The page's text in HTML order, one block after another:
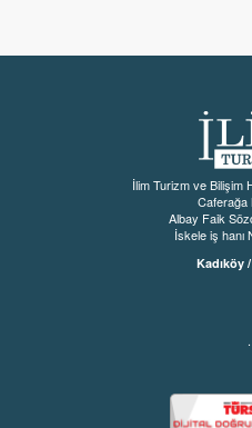
İlim Turizm ve Bilişim
Caferağa
Albay Faik
İskele iş hanı
Kadıköy
.